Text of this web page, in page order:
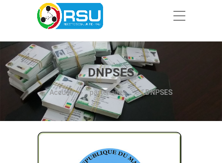
DNPSES
Accueil partenaires DNPSES